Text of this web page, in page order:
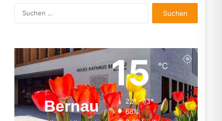
nach:
Bernau
15℃
22º - 13º
68%